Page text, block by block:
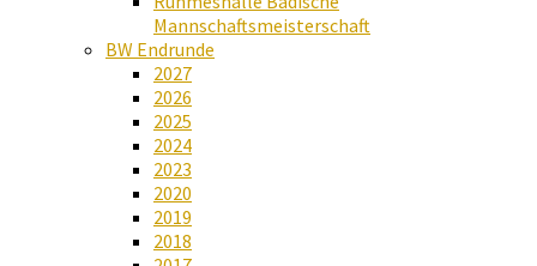
Mannschaftsmeisterschaft
BW Endrunde
2027
2026
2025
2024
2023
2020
2019
2018